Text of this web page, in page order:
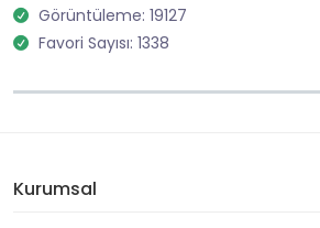
Görüntüleme: 19127
Favori Sayısı: 1338
Kurumsal